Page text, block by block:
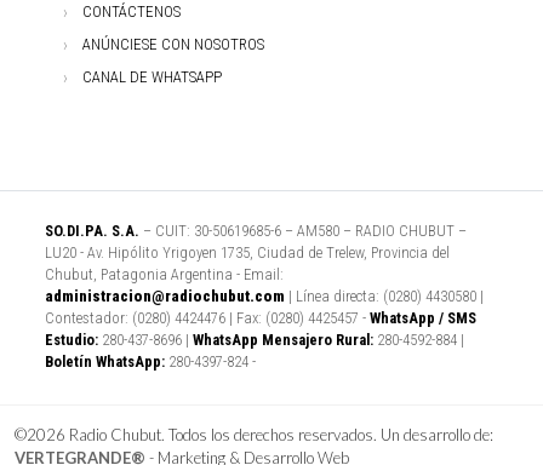
CONTÁCTENOS
ANÚNCIESE CON NOSOTROS
CANAL DE WHATSAPP
SO.DI.PA. S.A. – CUIT: 30-50619685-6 – AM580 – RADIO CHUBUT –
LU20 - Av. Hipólito Yrigoyen 1735, Ciudad de Trelew, Provincia del
Chubut, Patagonia Argentina - Email:
administracion@radiochubut.com | Línea directa: (0280) 4430580 |
Contestador: (0280) 4424476 | Fax: (0280) 4425457 - WhatsApp / SMS
Estudio: 280-437-8696 | WhatsApp Mensajero Rural: 280-4592-884 |
Boletín WhatsApp: 280-4397-824 -
©2026 Radio Chubut. Todos los derechos reservados. Un desarrollo de:
VERTEGRANDE® - Marketing & Desarrollo Web